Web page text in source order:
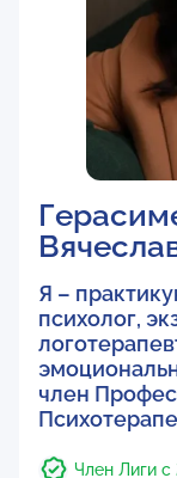
Я –
психолог,
член
Член Лиги с